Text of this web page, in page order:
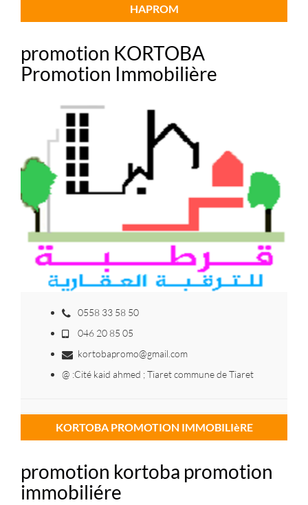
HAPROM
promotion KORTOBA
Promotion Immobilière
0558 33 58 50
046 20 85 05
kortobapromo@gmail.com
@ :Cité kaid ahmed ; Tiaret commune de Tiaret
KORTOBA PROMOTION IMMOBILIèRE
promotion kortoba promotion
immobiliére